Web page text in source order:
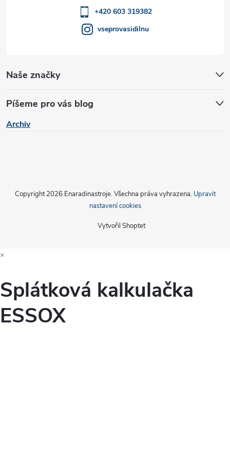
i
s
u
Naše značky
Píšeme pro vás blog
Archiv
+420 603 319382
vseprovasidilnu
Vytvořil Shoptet
Copyright 2026 Enaradinastroje. Všechna práva vyhrazena. Upravit
nastavení cookies
×
Splátková kalkulačka
ESSOX